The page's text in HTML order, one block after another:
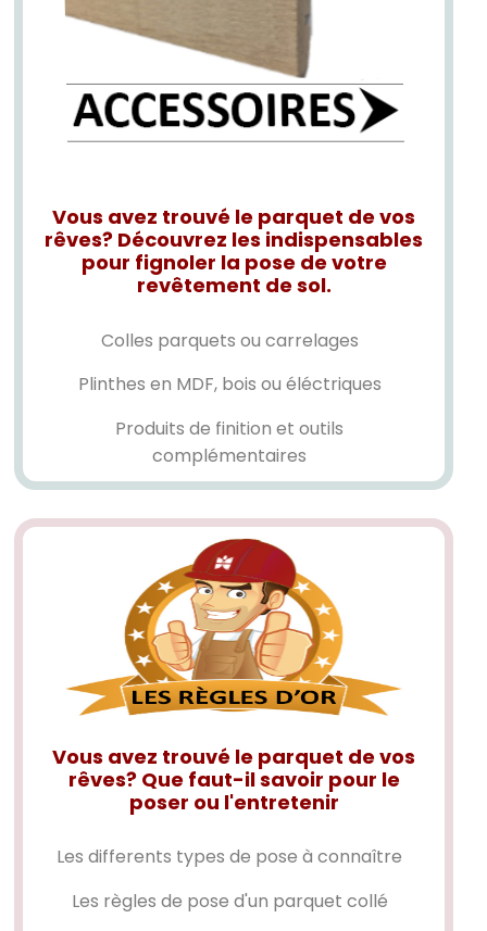
Vous avez trouvé le parquet de vos
rêves? Découvrez les indispensables
pour fignoler la pose de votre
revêtement de sol.
Colles parquets ou carrelages
Plinthes en MDF, bois ou éléctriques
Produits de finition et outils
complémentaires
Vous avez trouvé le parquet de vos
rêves? Que faut-il savoir pour le
poser ou l'entretenir
Les differents types de pose à connaître
Les règles de pose d'un parquet collé